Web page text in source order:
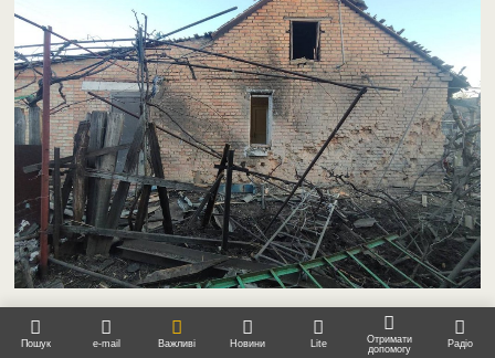
Пошук e-mail Важливі Новини Lite
Отримати
допомогу
Радіо